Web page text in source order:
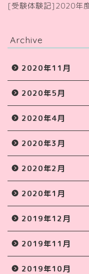
[受験体験記]2020年
Archive
2020年11月
2020年5月
2020年4月
2020年3月
2020年2月
2020年1月
2019年12月
2019年11月
2019年10月